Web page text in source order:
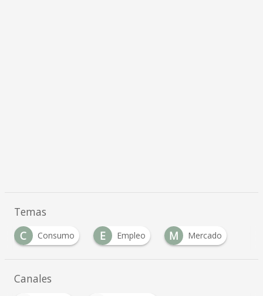
Temas
C
Consumo E Empleo M Mercado
Canales